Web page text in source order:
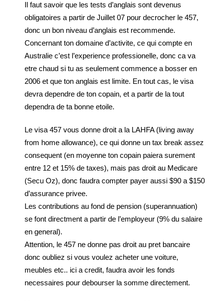
Il faut savoir que les tests d’anglais sont devenus
obligatoires a partir de Juillet 07 pour decrocher le 457,
donc un bon niveau d’anglais est recommende.
Concernant ton domaine d’activite, ce qui compte en
Australie c’est l’experience professionelle, donc ca va
etre chaud si tu as seulement commence a bosser en
2006 et que ton anglais est limite. En tout cas, le visa
devra dependre de ton copain, et a partir de la tout
dependra de ta bonne etoile.
Le visa 457 vous donne droit a la LAHFA (living away
from home allowance), ce qui donne un tax break assez
consequent (en moyenne ton copain paiera surement
entre 12 et 15% de taxes), mais pas droit au Medicare
(Secu Oz), donc faudra compter payer aussi $90 a $150
d’assurance privee.
Les contributions au fond de pension (superannuation)
se font directment a partir de l’employeur (9% du salaire
en general).
Attention, le 457 ne donne pas droit au pret bancaire
donc oubliez si vous voulez acheter une voiture,
meubles etc.. ici a credit, faudra avoir les fonds
necessaires pour debourser la somme directement.